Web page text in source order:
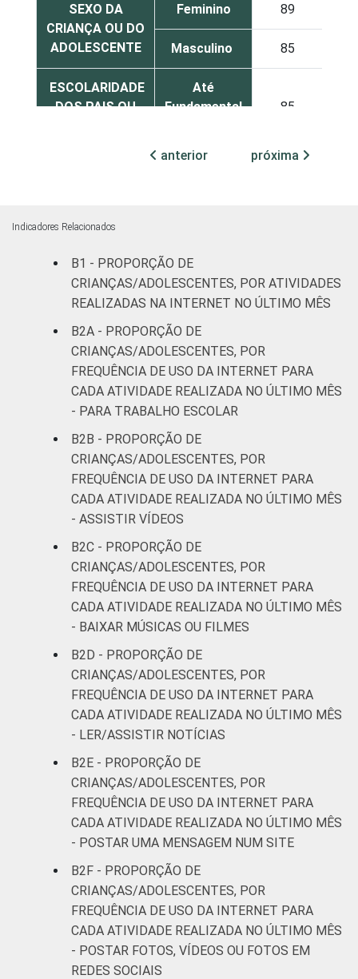
SEXO DA
CRIANÇA OU DO
ADOLESCENTE
Feminino 89
Masculino 85
ESCOLARIDADE
DOS PAIS OU
Até
Fundamental
85
Fundamental
FAIXA ETÁRIA
DA CRIANÇA OU
ADOLESCENTE
De 9 a 10
anos
83
De 11 a 12
anos
De 13 a 14
anos
De 15 a 17
anos
RENDA
Até 1 SM
Mais de 1
SM até 2 SM
Mais de 2
SM até 3 SM
Mais de 3
SM
CLASSE
AB
C
DE 81
¹Base: 2 261 usuários de Internet de 9 a 17
anos. Respostas estimuladas. Cada item
apresentado se refere apenas aos
resultados da alternativa "sim". Dados
coletados entre setembro de 2013 e janeiro
de 2014.
Fonte: NIC.br - set/2013 a jan/2014
anterior próxima
Indicadores Relacionados
B1 - PROPORÇÃO DE
CRIANÇAS/ADOLESCENTES, POR ATIVIDADES
REALIZADAS NA INTERNET NO ÚLTIMO MÊS
B2A - PROPORÇÃO DE
CRIANÇAS/ADOLESCENTES, POR
FREQUÊNCIA DE USO DA INTERNET PARA
CADA ATIVIDADE REALIZADA NO ÚLTIMO MÊS
- PARA TRABALHO ESCOLAR
B2B - PROPORÇÃO DE
CRIANÇAS/ADOLESCENTES, POR
FREQUÊNCIA DE USO DA INTERNET PARA
CADA ATIVIDADE REALIZADA NO ÚLTIMO MÊS
- ASSISTIR VÍDEOS
B2C - PROPORÇÃO DE
CRIANÇAS/ADOLESCENTES, POR
FREQUÊNCIA DE USO DA INTERNET PARA
CADA ATIVIDADE REALIZADA NO ÚLTIMO MÊS
- BAIXAR MÚSICAS OU FILMES
B2D - PROPORÇÃO DE
CRIANÇAS/ADOLESCENTES, POR
FREQUÊNCIA DE USO DA INTERNET PARA
CADA ATIVIDADE REALIZADA NO ÚLTIMO MÊS
- LER/ASSISTIR NOTÍCIAS
B2E - PROPORÇÃO DE
CRIANÇAS/ADOLESCENTES, POR
FREQUÊNCIA DE USO DA INTERNET PARA
CADA ATIVIDADE REALIZADA NO ÚLTIMO MÊS
- POSTAR UMA MENSAGEM NUM SITE
B2F - PROPORÇÃO DE
CRIANÇAS/ADOLESCENTES, POR
FREQUÊNCIA DE USO DA INTERNET PARA
CADA ATIVIDADE REALIZADA NO ÚLTIMO MÊS
- POSTAR FOTOS, VÍDEOS OU FOTOS EM
REDES SOCIAIS